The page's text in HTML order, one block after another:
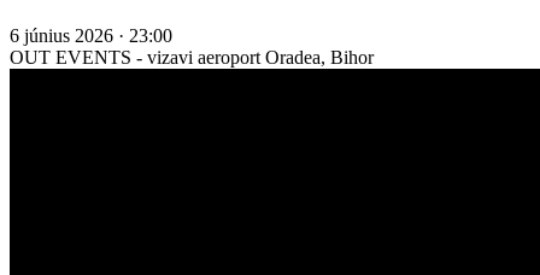
6 június 2026 · 23:00
OUT EVENTS - vizavi aeroport Oradea, Bihor